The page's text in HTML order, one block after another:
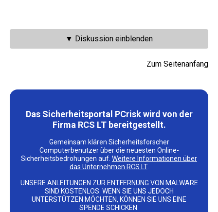
▼ Diskussion einblenden
Zum Seitenanfang
Das Sicherheitsportal PCrisk wird von der
Firma RCS LT bereitgestellt.
Gemeinsam klären Sicherheitsforscher
Computerbenutzer über die neuesten Online-
Sicherheitsbedrohungen auf. Weitere Informationen über
das Unternehmen RCS LT.
UNSERE ANLEITUNGEN ZUR ENTFERNUNG VON MALWARE
SIND KOSTENLOS. WENN SIE UNS JEDOCH
UNTERSTÜTZEN MÖCHTEN, KÖNNEN SIE UNS EINE
SPENDE SCHICKEN.